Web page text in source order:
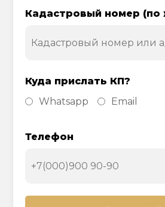
Кадастровый номер (по
Куда прислать КП?
Whatsapp
Email
Телефон